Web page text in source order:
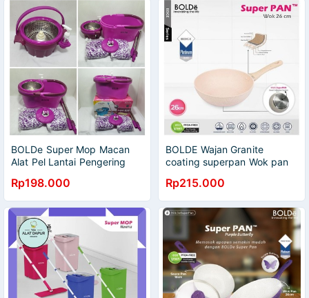
BOLDe Super Mop Macan
Alat Pel Lantai Pengering
Rp198.000
BOLDE Wajan Granite
coating superpan Wok pan
Rp215.000